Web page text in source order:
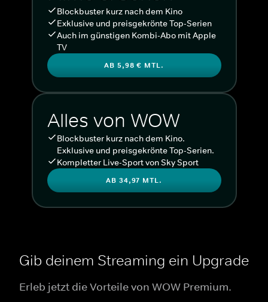
Blockbuster kurz nach dem Kino
Exklusive und preisgekrönte Top-Serien
Auch im günstigen Kombi-Abo mit Apple
TV
AB 5,98 € MTL.
Alles von WOW
Blockbuster kurz nach dem Kino.
Exklusive und preisgekrönte Top-Serien.
Kompletter Live-Sport von Sky Sport
AB 34,97 MTL.
Gib deinem Streaming ein Upgrade
Erleb jetzt die Vorteile von WOW Premium.